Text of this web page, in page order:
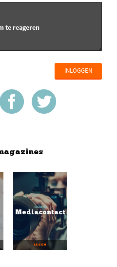
INLOGGEN
MAGAZINE
Mediacontact
LEZEN